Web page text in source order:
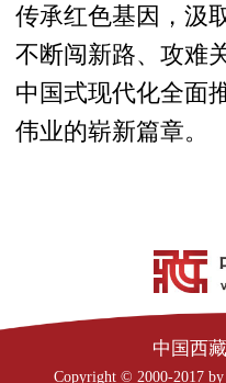
传承红色基因，汲
不断闯新路、攻难
中国式现代化全面
伟业的崭新篇章。
中国西
Copyright © 2000-2017